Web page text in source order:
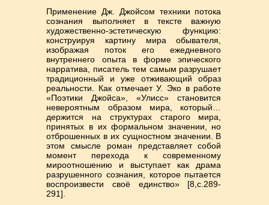
Применение Дж. Джойсом техники потока
сознания выполняет в тексте важную
художественно-эстетическую функцию:
конструируя картину мира обывателя,
изображая поток его ежедневного
внутреннего опыта в форме эпического
нарратива, писатель тем самым разрушает
традиционный и уже отживающий образ
реальности. Как отмечает У. Эко в работе
«Поэтики Джойса», «Улисс» становится
невероятным образом мира, который…
держится на структурах старого мира,
принятых в их формальном значении, но
отброшенных в их сущностном значении. В
этом смысле роман представляет собой
момент перехода к современному
мироотношению и выступает как драма
разрушенного сознания, которое пытается
воспроизвести своё единство» [8,с.289-
291].